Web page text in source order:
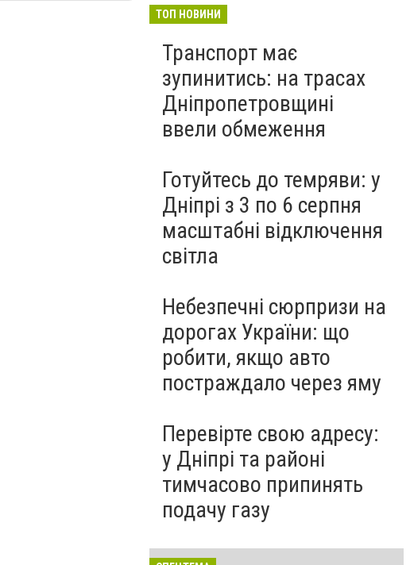
ТОП НОВИНИ
Транспорт має
зупинитись: на трасах
Дніпропетровщині
ввели обмеження
Готуйтесь до темряви: у
Дніпрі з 3 по 6 серпня
масштабні відключення
світла
Небезпечні сюрпризи на
дорогах України: що
робити, якщо авто
постраждало через яму
Перевірте свою адресу:
у Дніпрі та районі
тимчасово припинять
подачу газу